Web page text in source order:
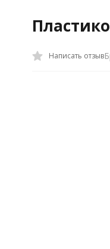
Написать отзыв